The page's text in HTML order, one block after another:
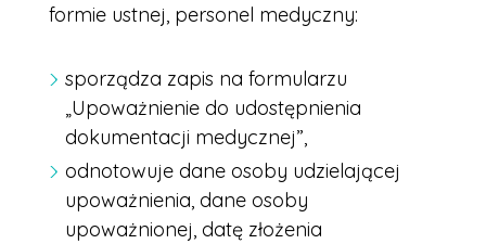
formie ustnej, personel medyczny:
sporządza zapis na formularzu
„Upoważnienie do udostępnienia
dokumentacji medycznej”,
odnotowuje dane osoby udzielającej
upoważnienia, dane osoby
upoważnionej, datę złożenia